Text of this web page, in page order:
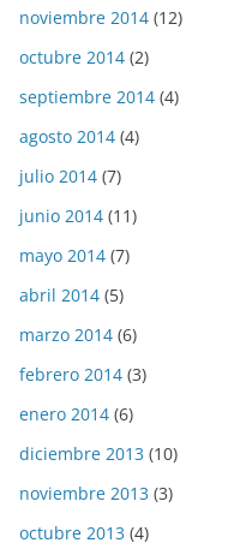
noviembre 2014 (12)
octubre 2014 (2)
septiembre 2014 (4)
agosto 2014 (4)
julio 2014 (7)
junio 2014 (11)
mayo 2014 (7)
abril 2014 (5)
marzo 2014 (6)
febrero 2014 (3)
enero 2014 (6)
diciembre 2013 (10)
noviembre 2013 (3)
octubre 2013 (4)